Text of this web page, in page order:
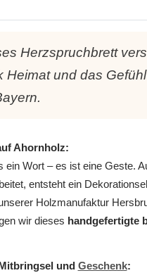
Herzspruchbrett
und das
Ahornholz:
ein Wort – es ist eine Geste.
entsteht ein
Holzmanufaktur
wir dieses handgefertigte
und Geschenk: